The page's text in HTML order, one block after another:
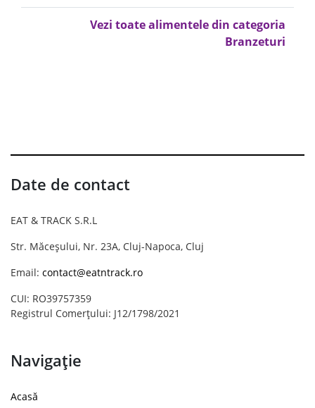
Vezi toate alimentele din categoria
Branzeturi
Date de contact
EAT & TRACK S.R.L
Str. Măceșului, Nr. 23A, Cluj-Napoca, Cluj
Email: contact@eatntrack.ro
CUI: RO39757359
Registrul Comerțului: J12/1798/2021
Navigație
Acasă